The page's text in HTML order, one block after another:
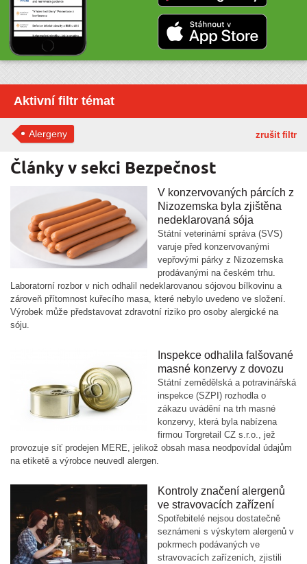
Aktivní filtr témat
zrušit filtr
Alergeny
Články v sekci Bezpečnost
V konzervovaných párcích z
Nizozemska byla zjištěna
nedeklarovaná sója
Státní veterinární správa (SVS)
varuje před konzervovanými
vepřovými párky z Nizozemska
prodávanými na českém trhu.
Laboratorní rozbor v nich odhalil nedeklarovanou sójovou bílkovinu a
zároveň přítomnost kuřecího masa, které nebylo uvedeno ve složení.
Výrobek může představovat zdravotní riziko pro osoby alergické na
sóju.
Inspekce odhalila falšované
masné konzervy z dovozu
Státní zemědělská a potravinářská
inspekce (SZPI) rozhodla o
zákazu uvádění na trh masné
konzervy, která byla nabízena
firmou Torgretail CZ s.r.o., jež
provozuje síť prodejen MERE, jelikož obsah masa neodpovídal údajům
na etiketě a výrobce neuvedl alergen.
Kontroly značení alergenů
ve stravovacích zařízení
Spotřebitelé nejsou dostatečně
seznámeni s výskytem alergenů v
pokrmech podávaných ve
stravovacích zařízeních, zjistili